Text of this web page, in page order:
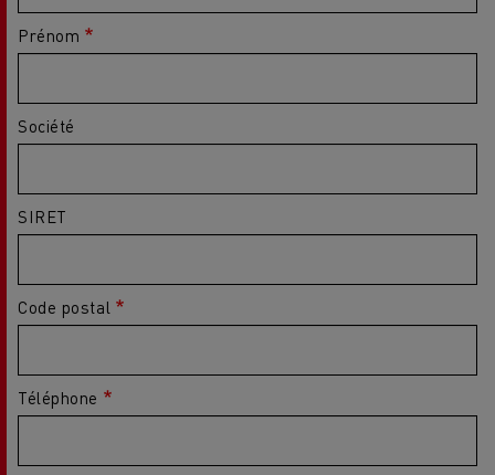
Prénom
Société
SIRET
Code postal
Téléphone